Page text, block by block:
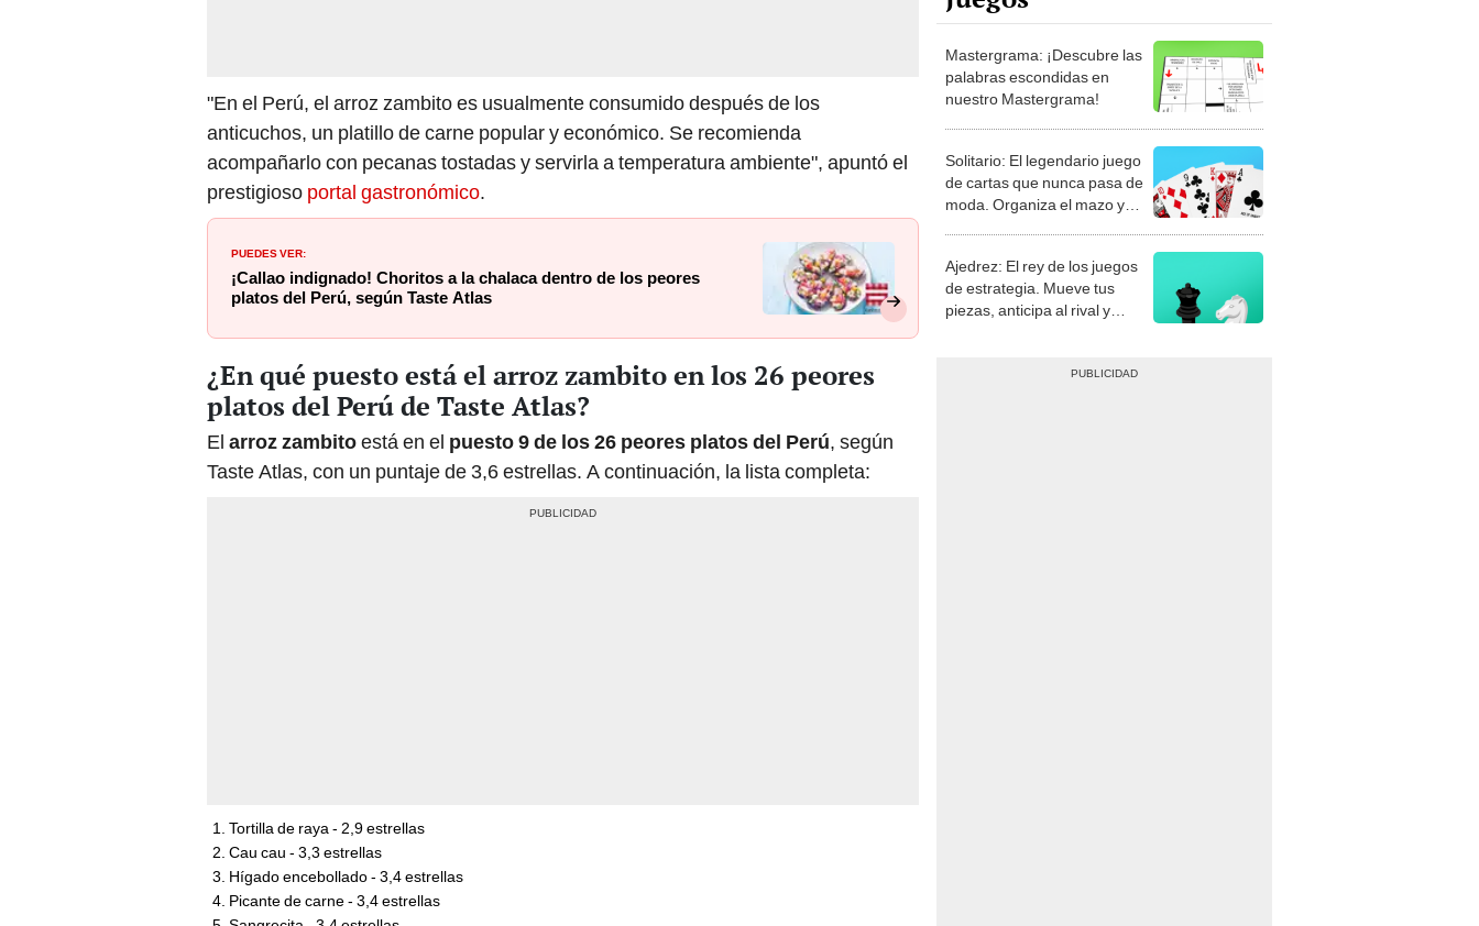
"En el Perú, el arroz zambito es usualmente consumido después de los
anticuchos, un platillo de carne popular y económico. Se recomienda
acompañarlo con pecanas tostadas y servirla a temperatura ambiente", apuntó el
prestigioso portal gastronómico.
PUEDES VER:
¡Callao indignado! Choritos a la chalaca dentro de los peores
platos del Perú, según Taste Atlas
¿En qué puesto está el arroz zambito en los 26 peores
platos del Perú de Taste Atlas?
El arroz zambitoestá en el puesto 9 de los 26 peores platos del Perú, según
Taste Atlas, con un puntaje de 3,6 estrellas. A continuación, la lista completa:
Tortilla de raya - 2,9 estrellas
Cau cau - 3,3 estrellas
Hígado encebollado - 3,4 estrellas
Picante de carne - 3,4 estrellas
Mastergrama: ¡Descubre las
palabras escondidas en
nuestro Mastergrama!
Solitario: El legendario juego
de cartas que nunca pasa de
moda. Organiza el mazo y
Ajedrez: El rey de los juegos
de estrategia. Mueve tus
piezas, anticipa al rival y